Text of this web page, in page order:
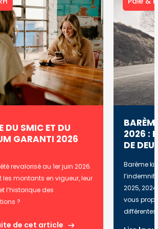
DU SMIC ET DU
GARANTI 2026
revalorisé au 1er juin 2026.
les montants en vigueur, leur
l’historique des
?
de cet article
2026 :
DE
Barème
2025,
vous